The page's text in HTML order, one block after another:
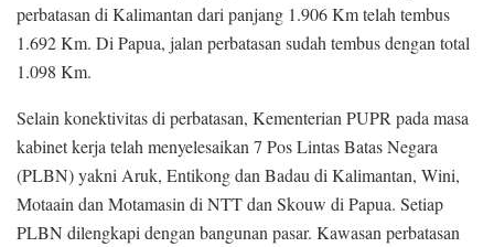
perbatasan di Kalimantan dari panjang 1.906 Km telah tembus
1.692 Km. Di Papua, jalan perbatasan sudah tembus dengan total
1.098 Km.
Selain konektivitas di perbatasan, Kementerian PUPR pada masa
kabinet kerja telah menyelesaikan 7 Pos Lintas Batas Negara
(PLBN) yakni Aruk, Entikong dan Badau di Kalimantan, Wini,
Motaain dan Motamasin di NTT dan Skouw di Papua. Setiap
PLBN dilengkapi dengan bangunan pasar. Kawasan perbatasan